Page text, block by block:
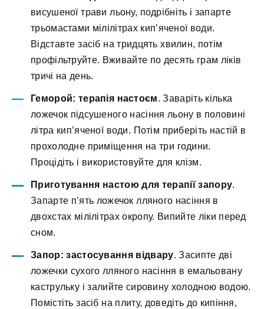
висушеної трави льону, подрібніть і запарте
трьомастами мілілітрах кип’яченої води.
Відставте засіб на тридцять хвилин, потім
профільтруйте. Вживайте по десять грам ліків
тричі на день.
Геморой: терапія настоєм. Заваріть кілька
ложечок підсушеного насіння льону в половині
літра кип’яченої води. Потім приберіть настій в
прохолодне приміщення на три години.
Процідіть і використовуйте для клізм.
Приготування настою для терапії запору.
Запарте п’ять ложечок лляного насіння в
двохстах мілілітрах окропу. Випийте ліки перед
сном.
Запор: застосування відвару. Засипте дві
ложечки сухого лляного насіння в емальовану
каструльку і залийте сировину холодною водою.
Помістіть засіб на плиту, доведіть до кипіння,